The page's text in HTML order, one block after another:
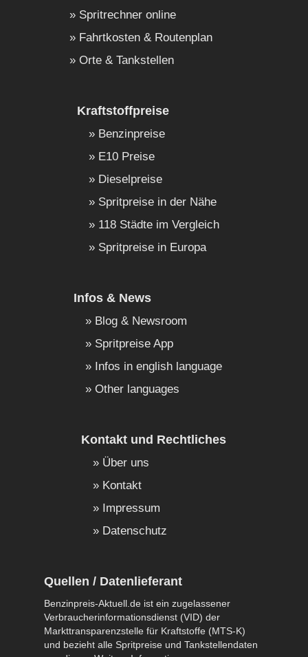
Spritrechner online
Fahrtkosten & Routenplan
Orte & Tankstellen
Kraftstoffpreise
Benzinpreise
E10 Preise
Dieselpreise
Spritpreise in der Nähe
118 Städte im Vergleich
Spritpreise in Europa
Infos & News
Blog & Newsroom
Spritpreise App
Infos in english language
Other languages
Kontakt und Rechtliches
Über uns
Kontakt
Impressum
Datenschutz
Quellen / Datenlieferant
Benzinpreis-Aktuell.de ist ein zugelassener
Verbraucherinformationsdienst (VID) der
Markttransparenzstelle für Kraftstoffe (MTS-K)
und bezieht alle Spritpreise und Tankstellendaten